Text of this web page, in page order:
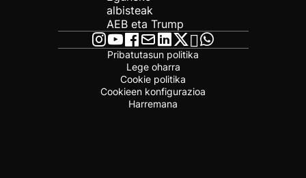
albisteak
AEB eta Trump
Pribatutasun politika
Lege oharra
Cookie politika
Cookieen konfigurazioa
Harremana